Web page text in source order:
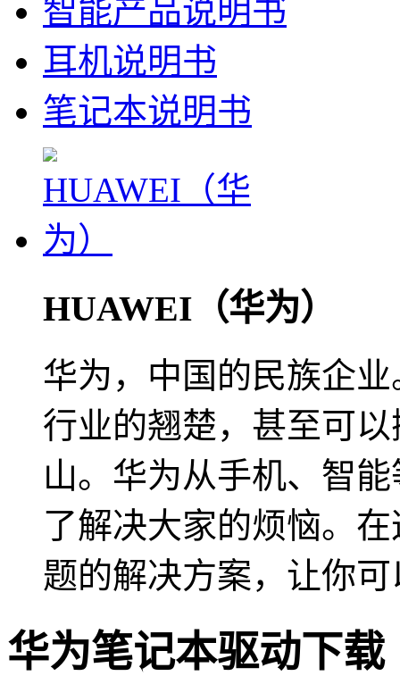
智能产品说明书
耳机说明书
笔记本说明书
HUAWEI（华为）
华为，中国的民族企
行业的翘楚，甚至可
山。华为从手机、智
了解决大家的烦恼。
题的解决方案，让你
华为笔记本驱动下载